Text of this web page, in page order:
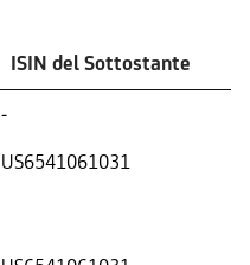
ISIN del Sottostante
-
US6541061031